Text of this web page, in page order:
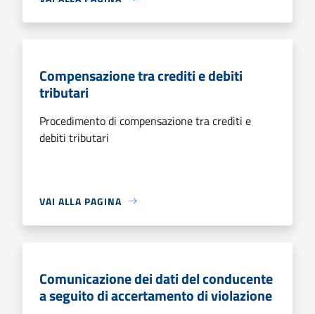
Compensazione tra crediti e debiti
tributari
Procedimento di compensazione tra crediti e
debiti tributari
VAI ALLA PAGINA
Comunicazione dei dati del conducente
a seguito di accertamento di violazione